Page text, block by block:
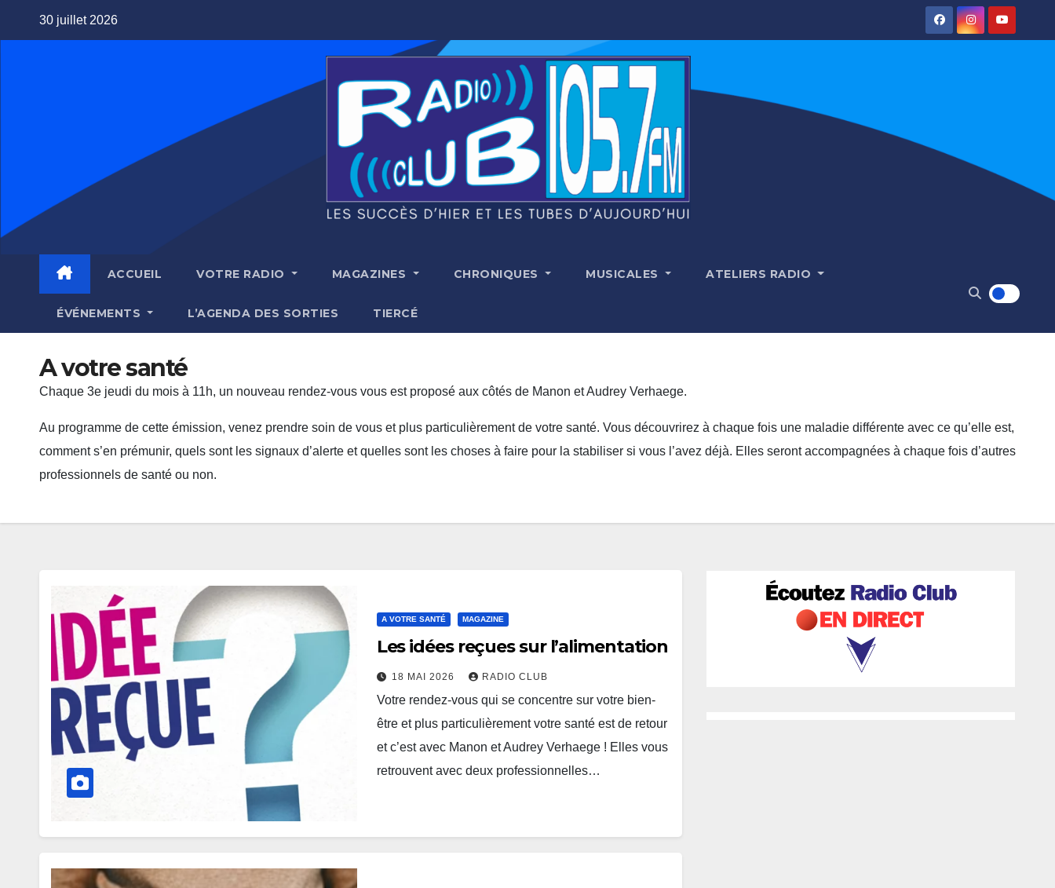
30 juillet 2026
ACCUEIL VOTRE RADIO MAGAZINES CHRONIQUES MUSICALES ATELIERS RADIO
ÉVÉNEMENTS L’AGENDA DES SORTIES TIERCÉ
A votre santé
Chaque 3e jeudi du mois à 11h, un nouveau rendez-vous vous est proposé aux côtés de Manon et Audrey Verhaege.
Au programme de cette émission, venez prendre soin de vous et plus particulièrement de votre santé. Vous découvrirez à chaque fois une maladie différente avec ce qu’elle est,
comment s’en prémunir, quels sont les signaux d’alerte et quelles sont les choses à faire pour la stabiliser si vous l’avez déjà. Elles seront accompagnées à chaque fois d’autres
professionnels de santé ou non.
A VOTRE SANTÉ MAGAZINE
Les idées reçues sur l’alimentation
18 MAI 2026 RADIO CLUB
Votre rendez-vous qui se concentre sur votre bien-
être et plus particulièrement votre santé est de retour
et c’est avec Manon et Audrey Verhaege ! Elles vous
retrouvent avec deux professionnelles…